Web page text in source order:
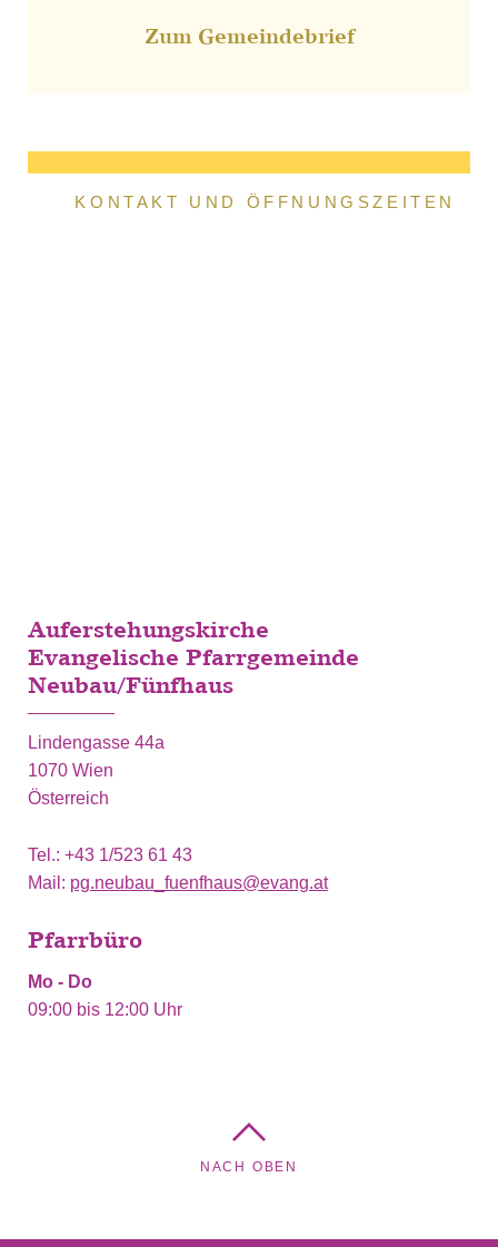
Zum Gemeindebrief
KONTAKT UND ÖFFNUNGSZEITEN
Auferstehungskirche
Evangelische Pfarrgemeinde
Neubau/Fünfhaus
Lindengasse 44a
1070 Wien
Österreich
Tel. +43 1/523 61 43
Mail
pg.neubau_fuenfhaus@evang.at
Pfarrbüro
Mo - Do
09:00 bis 12:00 Uhr
NACH OBEN